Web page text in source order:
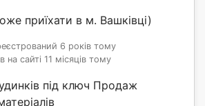
приїхати в м. Вашківці)
6 років тому
на сайті 11 місяців тому
під ключ Продаж